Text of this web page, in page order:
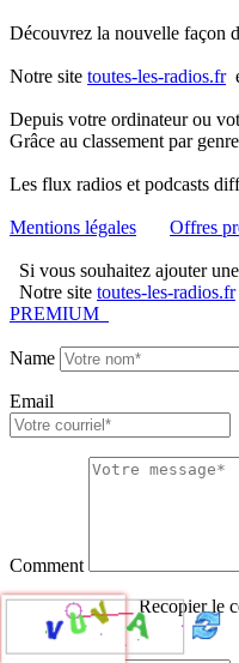
Découvrez la nouvelle façon
Notre site toutes-les-radios.fr
Depuis votre ordinateur ou
Grâce au classement par
Les flux radios et podcasts
Mentions légales Offres
Si vous souhaitez ajouter
Notre site toutes-les-radios.fr
PREMIUM
Name
Email
Comment
Recopier le